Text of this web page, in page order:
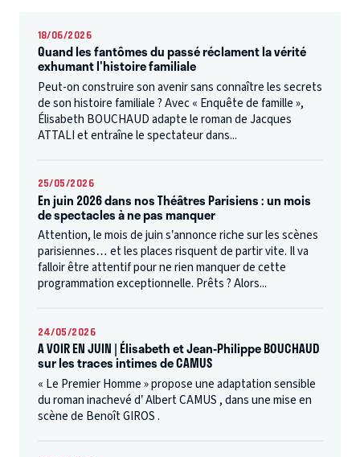
18/06/2026
Quand les fantômes du passé réclament la vérité
exhumant l'histoire familiale
Peut-on construire son avenir sans connaître les secrets
de son histoire familiale ? Avec « Enquête de famille »,
Élisabeth BOUCHAUD adapte le roman de Jacques
ATTALI et entraîne le spectateur dans...
25/05/2026
En juin 2026 dans nos Théâtres Parisiens : un mois
de spectacles à ne pas manquer
Attention, le mois de juin s’annonce riche sur les scènes
parisiennes… et les places risquent de partir vite. Il va
falloir être attentif pour ne rien manquer de cette
programmation exceptionnelle. Prêts ? Alors...
24/05/2026
A VOIR EN JUIN | Élisabeth et Jean-Philippe BOUCHAUD
sur les traces intimes de CAMUS
« Le Premier Homme » propose une adaptation sensible
du roman inachevé d’ Albert CAMUS , dans une mise en
scène de Benoît GIROS .